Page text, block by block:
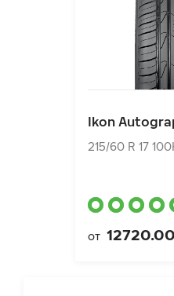
Ikon
215/60 R 17
от
Ikon
215/60 R 17
от